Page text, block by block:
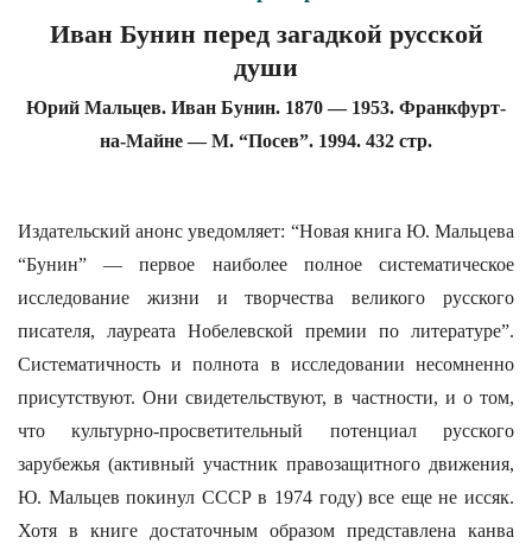
Иван Бунин перед загадкой русской
души
Юрий Мальцев. Иван Бунин. 1870 — 1953. Франкфурт-
на-Майне — М. “Посев”. 1994. 432 стр.
Издательский анонс уведомляет: “Новая книга Ю. Мальцева
“Бунин” — первое наиболее полное систематическое
исследование жизни и творчества великого русского
писателя, лауреата Нобелевской премии по литературе”.
Систематичность и полнота в исследовании несомненно
присутствуют. Они свидетельствуют, в частности, и о том,
что культурно-просветительный потенциал русского
зарубежья (активный участник правозащитного движения,
Ю. Мальцев покинул СССР в 1974 году) все еще не иссяк.
Хотя в книге достаточным образом представлена канва